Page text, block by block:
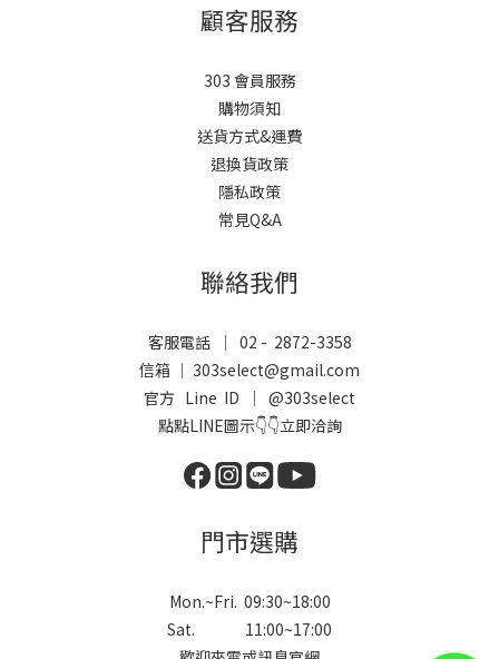
顧客服務
303 會員服務
購物須知
送貨方式&運費
退換貨政策
隱私政策
常見Q&A
聯絡我們
客服電話 ｜ 02 - 2872-3358
信箱 ｜ 303select@gmail.com
官方 Line ID ｜ @303select
點點LINE圖示👇👇立即洽詢
門市選購
Mon.~Fri. 09:30~18:00
Sat. 11:00~17:00